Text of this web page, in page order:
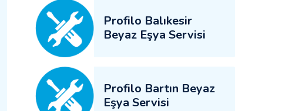
Profilo Balıkesir
Beyaz Eşya Servisi
Profilo Bartın Beyaz
Eşya Servisi